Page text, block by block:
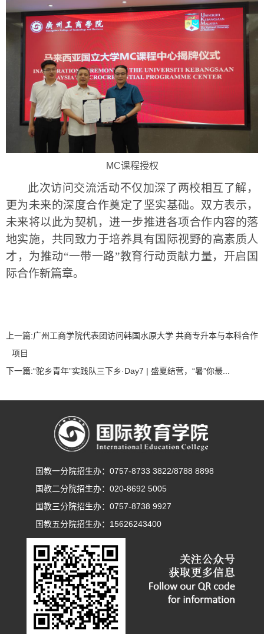
MC课程授权
此次访问交流活动不仅加深了两校相互了解，
更为未来的深度合作奠定了坚实基础。双方表示，
未来将以此为契机，进一步推进各项合作内容的落
地实施，共同致力于培养具有国际视野的高素质人
才，为推动“一带一路”教育行动贡献力量，开启国
际合作新篇章。
上一篇:广州工商学院代表团访问韩国水原大学 共商专升本与本科合作
项目
下一篇:“驼乡青年”实践队三下乡·Day7 | 盛夏结营，“暑”你最...
国教一分院招生办：0757-8733 3822/8788 8898
国教二分院招生办：020-8692 5005
国教三分院招生办：0757-8738 9927
国教五分院招生办：15626243400